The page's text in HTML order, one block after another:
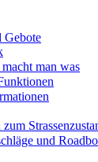
man was
und